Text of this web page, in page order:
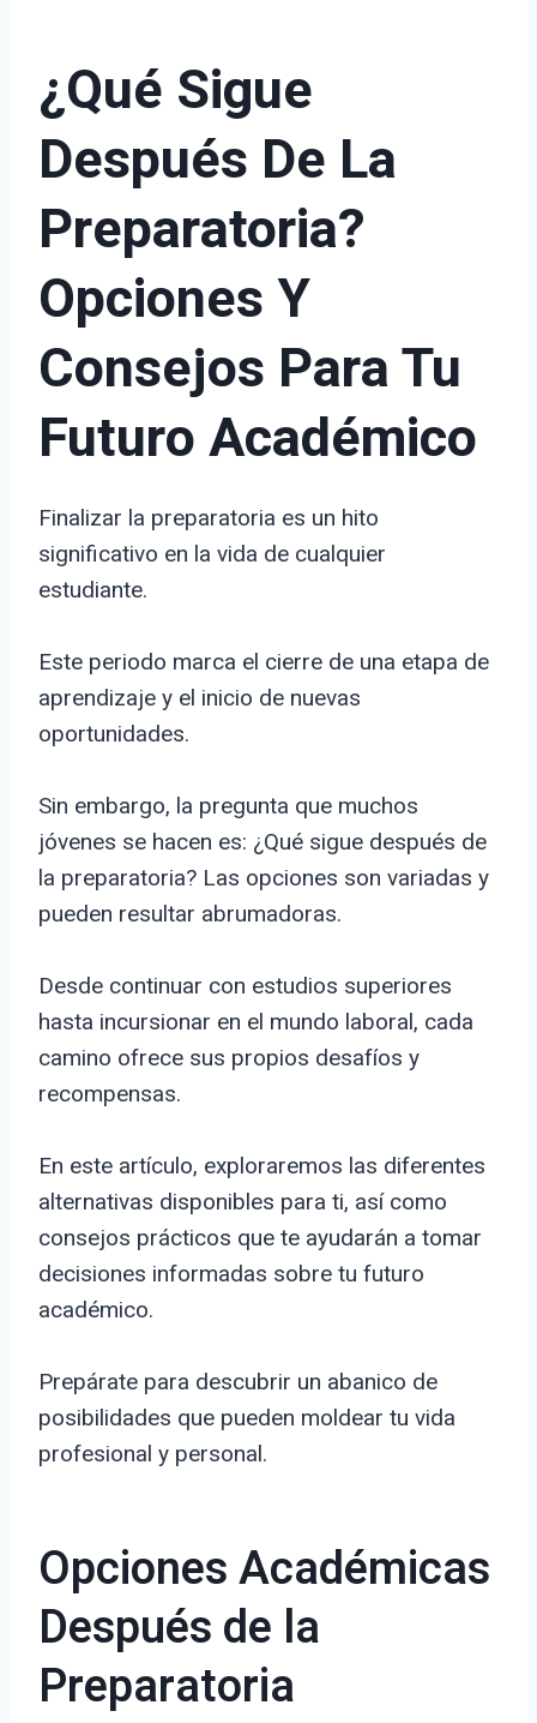
¿Qué Sigue
Después De La
Preparatoria?
Opciones Y
Consejos Para Tu
Futuro Académico
Finalizar la preparatoria es un hito
significativo en la vida de cualquier
estudiante.
Este periodo marca el cierre de una etapa de
aprendizaje y el inicio de nuevas
oportunidades.
Sin embargo, la pregunta que muchos
jóvenes se hacen es: ¿Qué sigue después de
la preparatoria? Las opciones son variadas y
pueden resultar abrumadoras.
Desde continuar con estudios superiores
hasta incursionar en el mundo laboral, cada
camino ofrece sus propios desafíos y
recompensas.
En este artículo, exploraremos las diferentes
alternativas disponibles para ti, así como
consejos prácticos que te ayudarán a tomar
decisiones informadas sobre tu futuro
académico.
Prepárate para descubrir un abanico de
posibilidades que pueden moldear tu vida
profesional y personal.
Opciones Académicas
Después de la
Preparatoria